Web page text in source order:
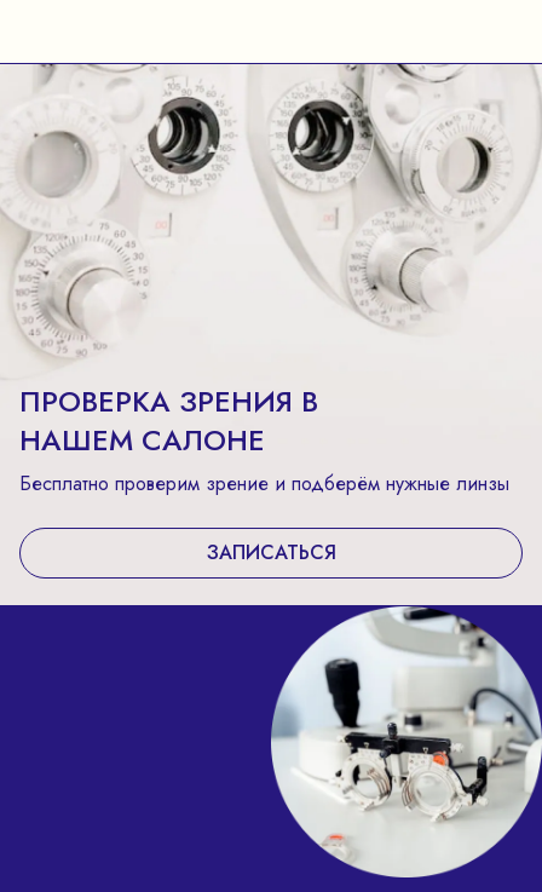
ПРОВЕРКА ЗРЕНИЯ В
НАШЕМ САЛОНЕ
Бесплатно проверим зрение и подберём нужные линзы
ЗАПИСАТЬСЯ